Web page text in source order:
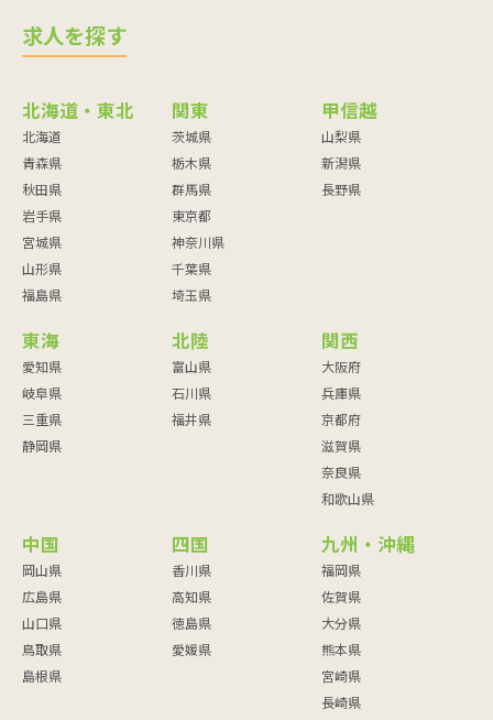
求人を探す
北海道・東北
北海道
青森県
秋田県
岩手県
宮城県
山形県
福島県
関東
茨城県
栃木県
群馬県
東京都
神奈川県
千葉県
埼玉県
甲信越
山梨県
新潟県
長野県
東海
愛知県
岐阜県
三重県
静岡県
北陸
富山県
石川県
福井県
関西
大阪府
兵庫県
京都府
滋賀県
奈良県
和歌山県
中国
岡山県
広島県
山口県
鳥取県
島根県
四国
香川県
高知県
徳島県
愛媛県
九州・沖縄
福岡県
佐賀県
大分県
熊本県
宮崎県
長崎県